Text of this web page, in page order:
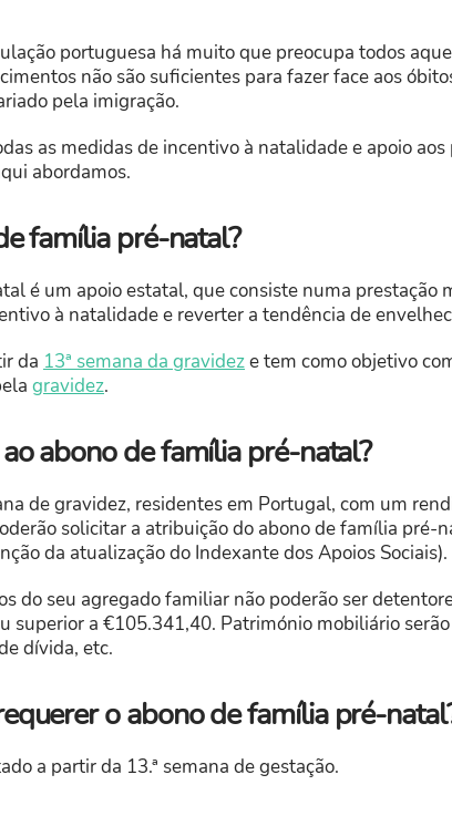
portuguesa há muito que preocupa todos
não são suficientes para fazer face aos
pela imigração.
as medidas de incentivo à natalidade e apoio
abordamos.
família pré-natal?
é um apoio estatal, que consiste numa prestação
à natalidade e reverter a tendência de
da 13ª semana da gravideze tem como objetivo
gravidez.
abono de família pré-natal?
de gravidez, residentes em Portugal, com um
solicitar a atribuição do abono de família pré-
da atualização do Indexante dos Apoios Sociais).
do seu agregado familiar não poderão ser
superior a €105.341,40. Património mobiliário
dívida, etc.
o abono de família pré-
a partir da 13.ª semana de gestação.